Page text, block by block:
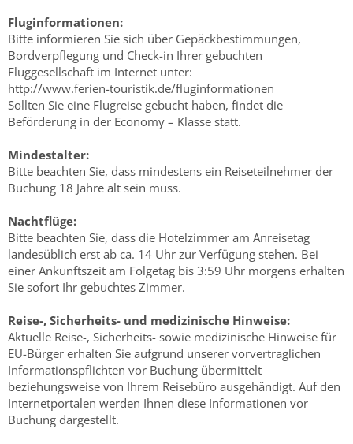
Fluginformationen:
Bitte informieren Sie sich über Gepäckbestimmungen,
Bordverpflegung und Check-in Ihrer gebuchten
Fluggesellschaft im Internet unter:
http://www.ferien-touristik.de/fluginformationen
Sollten Sie eine Flugreise gebucht haben, findet die
Beförderung in der Economy – Klasse statt.
Mindestalter:
Bitte beachten Sie, dass mindestens ein Reiseteilnehmer der
Buchung 18 Jahre alt sein muss.
Nachtflüge:
Bitte beachten Sie, dass die Hotelzimmer am Anreisetag
landesüblich erst ab ca. 14 Uhr zur Verfügung stehen. Bei
einer Ankunftszeit am Folgetag bis 3:59 Uhr morgens erhalten
Sie sofort Ihr gebuchtes Zimmer.
Reise-, Sicherheits- und medizinische Hinweise:
Aktuelle Reise-, Sicherheits- sowie medizinische Hinweise für
EU-Bürger erhalten Sie aufgrund unserer vorvertraglichen
Informationspflichten vor Buchung übermittelt
beziehungsweise von Ihrem Reisebüro ausgehändigt. Auf den
Internetportalen werden Ihnen diese Informationen vor
Buchung dargestellt.